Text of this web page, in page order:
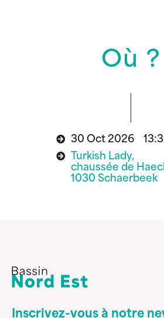
Où ?
30 Oct 2026
Turkish Lady,
chaussée de
1030 Schaerbeek
Inscrivez-vous à notre